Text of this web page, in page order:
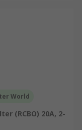
World
(RCBO) 20A, 2-